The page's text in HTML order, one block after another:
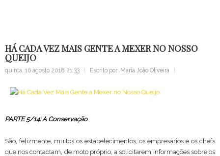
HÁ CADA VEZ MAIS GENTE A MEXER NO NOSSO
QUEIJO
quinta, 16 agosto 2018 21:33 Escrito por Maria João Oliveira
PARTE 5/14: A Conservação
São, felizmente, muitos os estabelecimentos, os empresários e os chefs
que nos contactam, de moto próprio, a solicitarem informações sobre os